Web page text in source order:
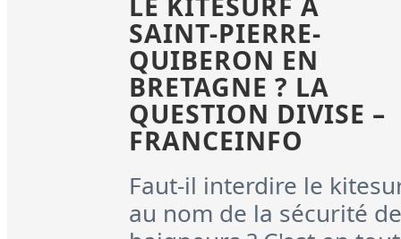
SAINT-PIERRE-
QUIBERON EN
BRETAGNE ? LA
QUESTION DIVISE –
FRANCEINFO
Faut-il interdire le
au nom de la sécurité